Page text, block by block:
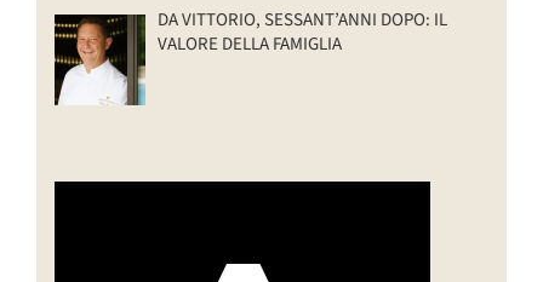
DA VITTORIO, SESSANT’ANNI DOPO: IL
VALORE DELLA FAMIGLIA